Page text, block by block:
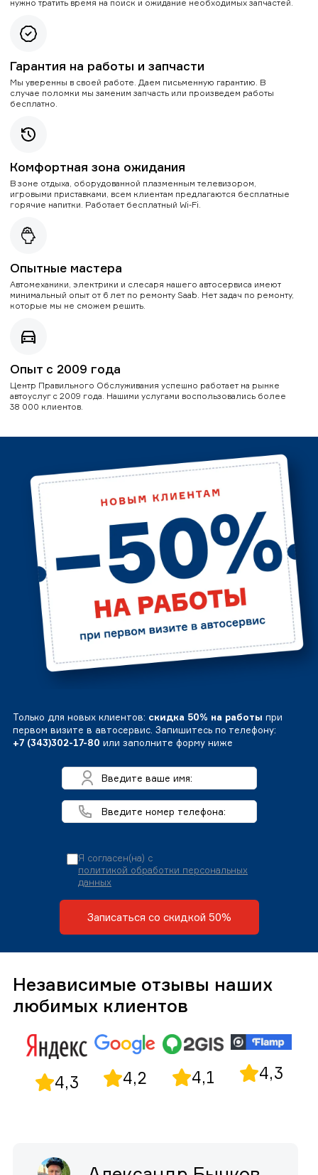
нужно тратить время на поиск и ожидание необходимых запчастей.
Гарантия на работы и запчасти
Мы уверенны в своей работе. Даем письменную гарантию. В
случае поломки мы заменим запчасть или произведем работы
бесплатно.
Комфортная зона ожидания
В зоне отдыха, оборудованной плазменным телевизором,
игровыми приставками, всем клиентам предлагаются бесплатные
горячие напитки. Работает бесплатный Wi-Fi.
Опытные мастера
Автомеханики, электрики и слесаря нашего автосервиса имеют
минимальный опыт от 6 лет по ремонту Saab. Нет задач по ремонту,
которые мы не сможем решить.
Опыт с 2009 года
Центр Правильного Обслуживания успешно работает на рынке
автоуслуг с 2009 года. Нашими услугами воспользовались более
38 000 клиентов.
Только для новых клиентов: скидка 50% на работы при
первом визите в автосервис. Запишитесь по телефону:
+7 (343)302-17-80 или заполните форму ниже
Я согласен(на) с
политикой обработки персональных
данных
Записаться со скидкой 50%
Независимые отзывы наших
любимых клиентов
4,3 4,2 4,1 4,3